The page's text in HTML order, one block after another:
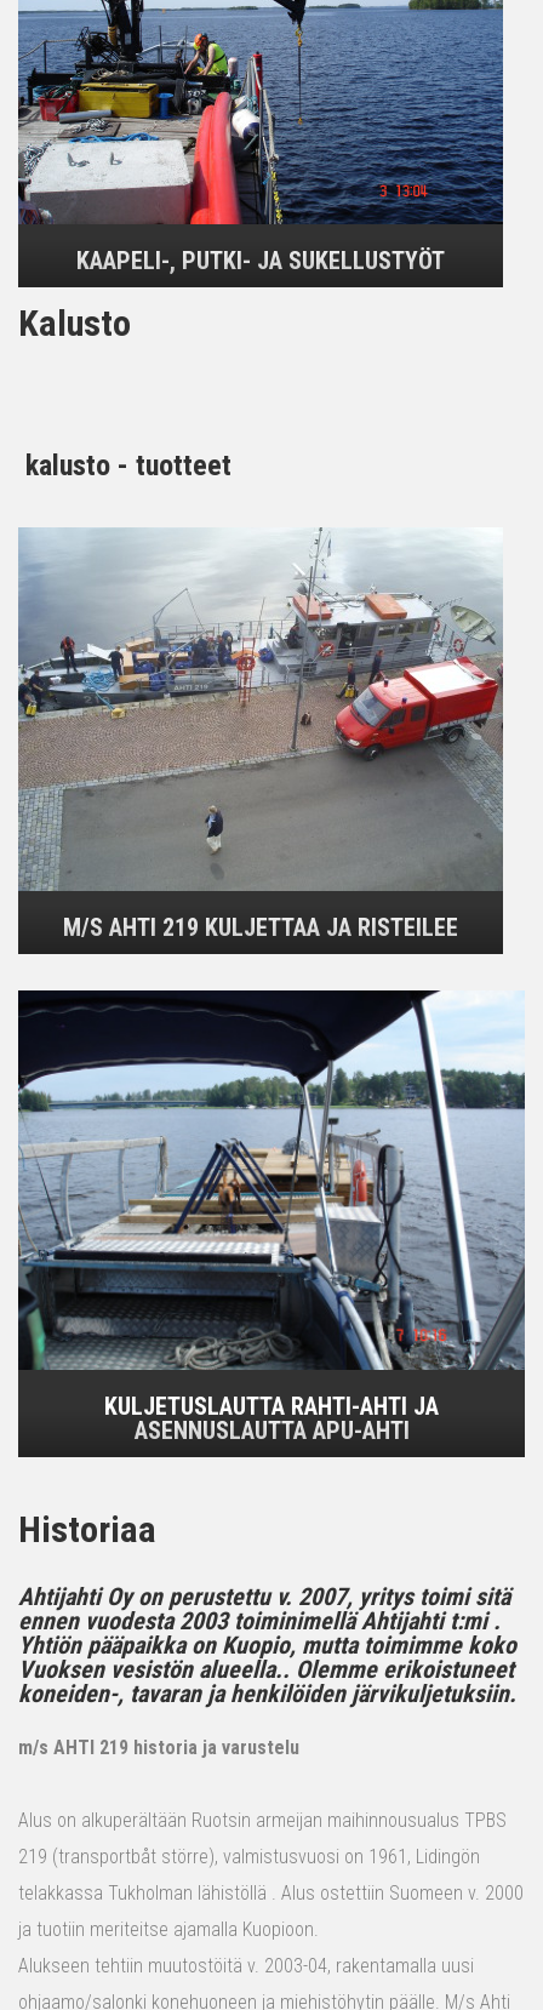
KAAPELI-, PUTKI- JA SUKELLUSTYÖT
Kalusto
kalusto - tuotteet
M/S AHTI 219 KULJETTAA JA RISTEILEE
KULJETUSLAUTTA RAHTI-AHTI JA
ASENNUSLAUTTA APU-AHTI
Historiaa
Ahtijahti Oy on perustettu v. 2007, yritys toimi sitä
ennen vuodesta 2003 toiminimellä Ahtijahti t:mi .
Yhtiön pääpaikka on Kuopio, mutta toimimme koko
Vuoksen vesistön alueella.. Olemme erikoistuneet
koneiden-, tavaran ja henkilöiden järvikuljetuksiin.
m/s AHTI 219 historia ja varustelu
Alus on alkuperältään Ruotsin armeijan maihinnousualus TPBS
219 (transportbåt större), valmistusvuosi on 1961, Lidingön
telakkassa Tukholman lähistöllä . Alus ostettiin Suomeen v. 2000
ja tuotiin meriteitse ajamalla Kuopioon.
Alukseen tehtiin muutostöitä v. 2003-04, rakentamalla uusi
ohjaamo/salonki konehuoneen ja miehistöhytin päälle. M/s Ahti